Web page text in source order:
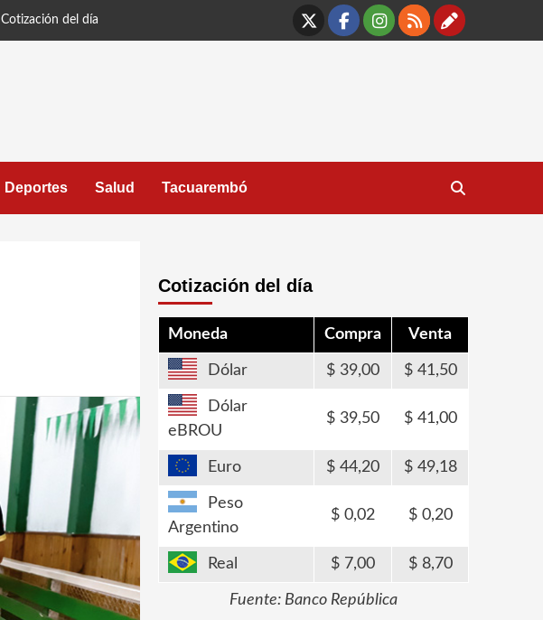
Cotización del día
X Facebook
Instagram
RSS
Deportes Salud Tacuarembó
Cotización del día
Moneda Compra Venta
Dólar 39,00 41,50
Dólar
eBROU
39,50 41,00
Euro 44,20 49,18
Peso
Argentino
0,02 0,20
Real 7,00 8,70
Fuente: Banco República